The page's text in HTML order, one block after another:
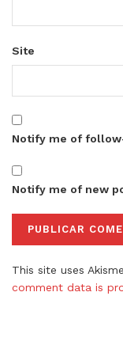
Site
Notify me of
Notify me of new
This site uses
comment data is